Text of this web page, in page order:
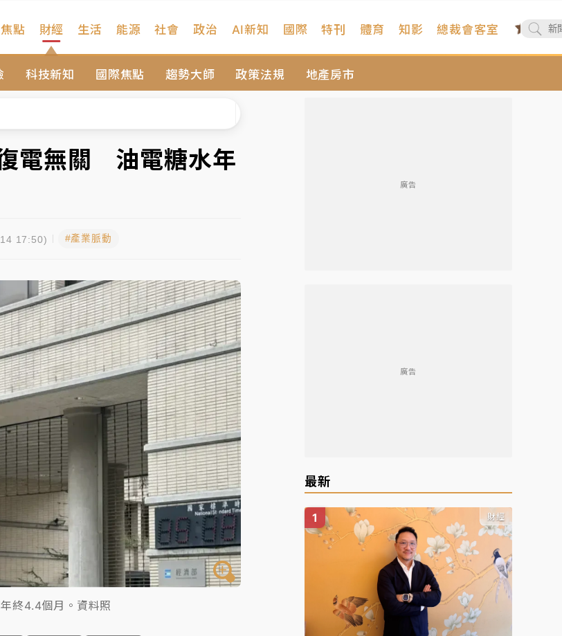
焦點 財經
科技新知 國際焦點 趨勢大師 政策法規 地產房市
生活 能源 社會 政治 AI新知 國際 特刊 體育 知影 總裁會客室
水門周邊紅黃線停車
法 郭台銘、蔡英文成關鍵
件事
水門周邊紅黃線停車
手法 郭台銘、蔡英文成關鍵
玉真開撕爆料
難關如何解？
件事
電無關 油電糖水年
17:50) #產業脈動
終4.4個月。資料照
廣告
廣告
最新
財經